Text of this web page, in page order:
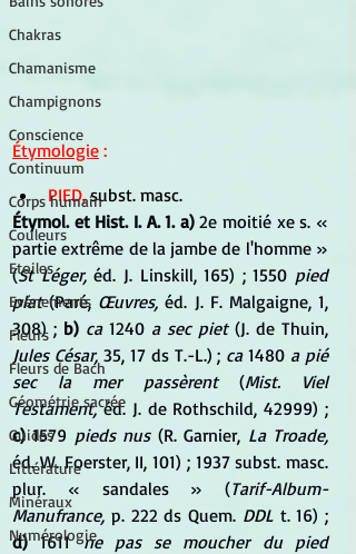
Chakras
Chamanisme
Champignons
Conscience
Continuum
Corps humain
Couleurs
Etoiles
Evénements
Fleurs
Fleurs de Bach
Géométrie sacrée
Guides
Littérature
Minéraux
Numérologie
Étymologie :
PIED, subst. masc.
Étymol. et Hist. I. A. 1. a) 2e moitié xe s. «
partie extrême de la jambe de l'homme »
(St Léger, éd. J. Linskill, 165) ; 1550 pied
plat (Paré, Œuvres, éd. J. F. Malgaigne, 1,
308) ; b) ca 1240 a sec piet
Jules César, 35, 17 ds T.-L.) ; ca 1480 a pié
sec la mer passèrent (Mist. Viel
Testament,
c) 1579 pieds nus (R. Garnier, La Troade,
éd. W. Foerster, II, 101) ; 1937 subst. masc.
plur. « sandales » (Tarif-Album-
Manufrance, p. 222 ds Quem. DDL
d) 1611 ne pas se moucher du pied